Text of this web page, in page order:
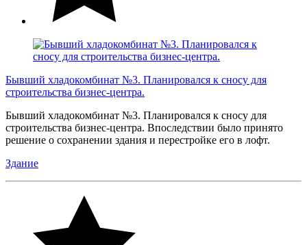
Бывший хладокомбинат №3. Планировался к сносу для
строительства бизнес-центра.
Бывший хладокомбинат №3. Планировался к сносу для
строительства бизнес-центра. Впоследствии было принято
решение о сохранении здания и перестройке его в лофт.
Здание